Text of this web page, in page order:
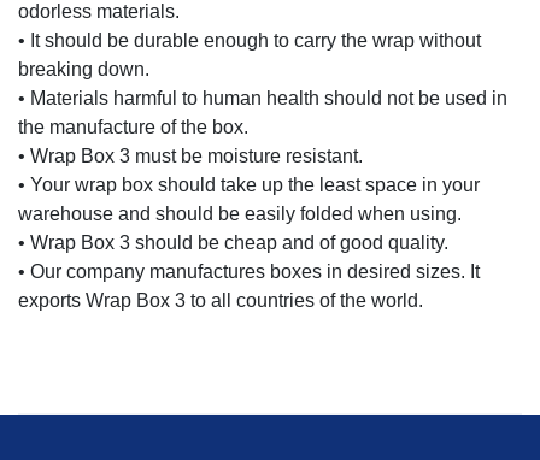
odorless materials.
• It should be durable enough to carry the wrap without
breaking down.
• Materials harmful to human health should not be used in
the manufacture of the box.
• Wrap Box 3 must be moisture resistant.
• Your wrap box should take up the least space in your
warehouse and should be easily folded when using.
• Wrap Box 3 should be cheap and of good quality.
• Our company manufactures boxes in desired sizes. It
exports Wrap Box 3 to all countries of the world.